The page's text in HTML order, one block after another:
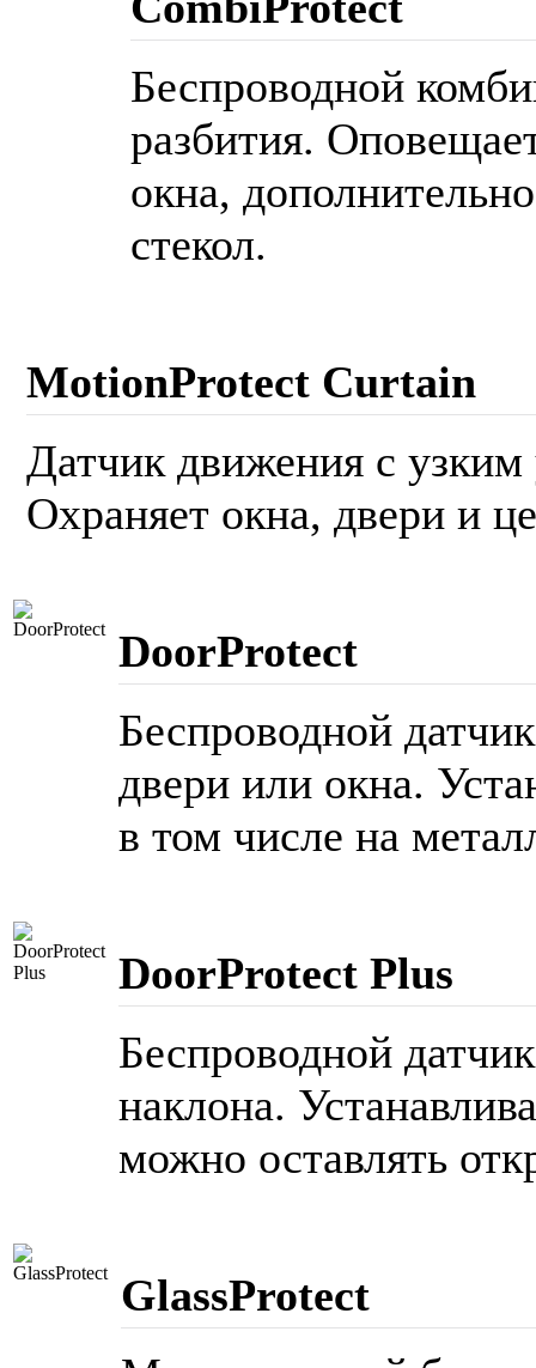
Беспроводной
разбития.
окна,
стекол.
MotionProtect Curtain
Датчик движения с
Охраняет окна, двери и
DoorProtect
Беспроводной
двери или окна.
в том числе на
DoorProtect Plus
Беспроводной
наклона.
можно оставлять
GlassProtect